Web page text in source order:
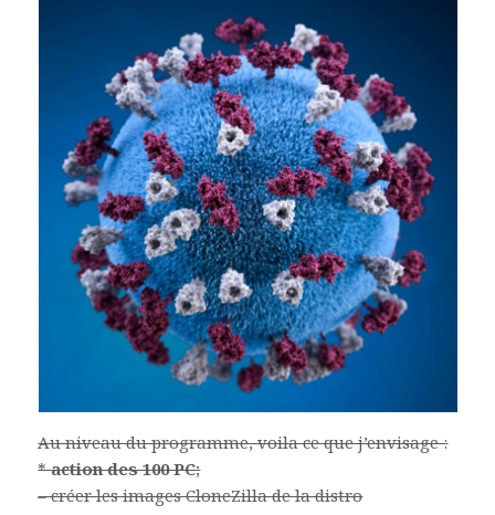
Au niveau du programme, voila ce que j’envisage :
*action des 100 PC;
– créer les images CloneZilla de la distro